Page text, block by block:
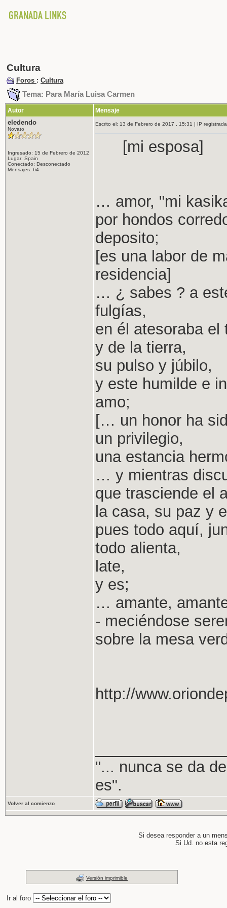
Cultura
Foros : Cultura
Tema: Para María Luisa Carmen
Autor Mensaje
eledendo
Novato
Ingresado: 15 de Febrero de 2012
Lugar: Spain
Conectado: Desconectado
Mensajes: 64
Escrito el: 13 de Febrero de 2017 , 15:31 | IP registrada
[mi esposa]
… amor, "mi
por hondos
deposito;
[es una labor de
residencia]
… ¿ sabes ? a
fulgías,
en él atesoraba
y de la tierra,
su pulso y júbilo,
y este humilde e
amo;
[… un honor ha
un privilegio,
una estancia
… y mientras
que trasciende el
la casa, su paz y
pues todo aquí,
todo alienta,
late,
y es;
… amante,
- meciéndose
sobre la mesa
http://
"... nunca se da
es".
Volver al comienzo
Si desea responder a un
Si Ud. no esta
Versión imprimible
Ir al foro